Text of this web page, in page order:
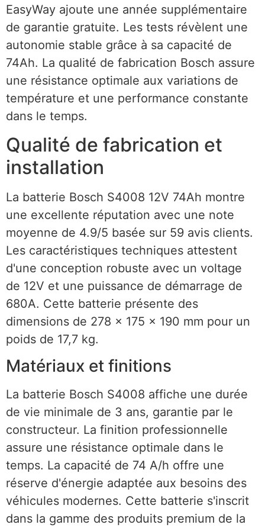
EasyWay ajoute une année supplémentaire
de garantie gratuite. Les tests révèlent une
autonomie stable grâce à sa capacité de
74Ah. La qualité de fabrication Bosch assure
une résistance optimale aux variations de
température et une performance constante
dans le temps.
Qualité de fabrication et
installation
La batterie Bosch S4008 12V 74Ah montre
une excellente réputation avec une note
moyenne de 4.9/5 basée sur 59 avis clients.
Les caractéristiques techniques attestent
d'une conception robuste avec un voltage
de 12V et une puissance de démarrage de
680A. Cette batterie présente des
dimensions de 278 x 175 x 190 mm pour un
poids de 17,7 kg.
Matériaux et finitions
La batterie Bosch S4008 affiche une durée
de vie minimale de 3 ans, garantie par le
constructeur. La finition professionnelle
assure une résistance optimale dans le
temps. La capacité de 74 A/h offre une
réserve d'énergie adaptée aux besoins des
véhicules modernes. Cette batterie s'inscrit
dans la gamme des produits premium de la